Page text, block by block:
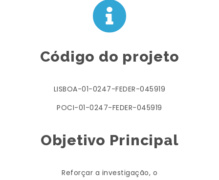
Código do projeto
LISBOA-01-0247-FEDER-045919
POCI-01-0247-FEDER-045919
Objetivo Principal
Reforçar a investigação, o